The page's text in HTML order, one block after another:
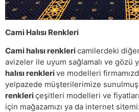
Cami Halısı Renkleri
Cami halısı renklericamilerdeki
avizeler ile uyum sağlamalı ve gözü
halısı renklerive modelleri
yelpazede müşterilerimize
renkleriçeşitleri modelleri ve
için mağazamızı ya da internet